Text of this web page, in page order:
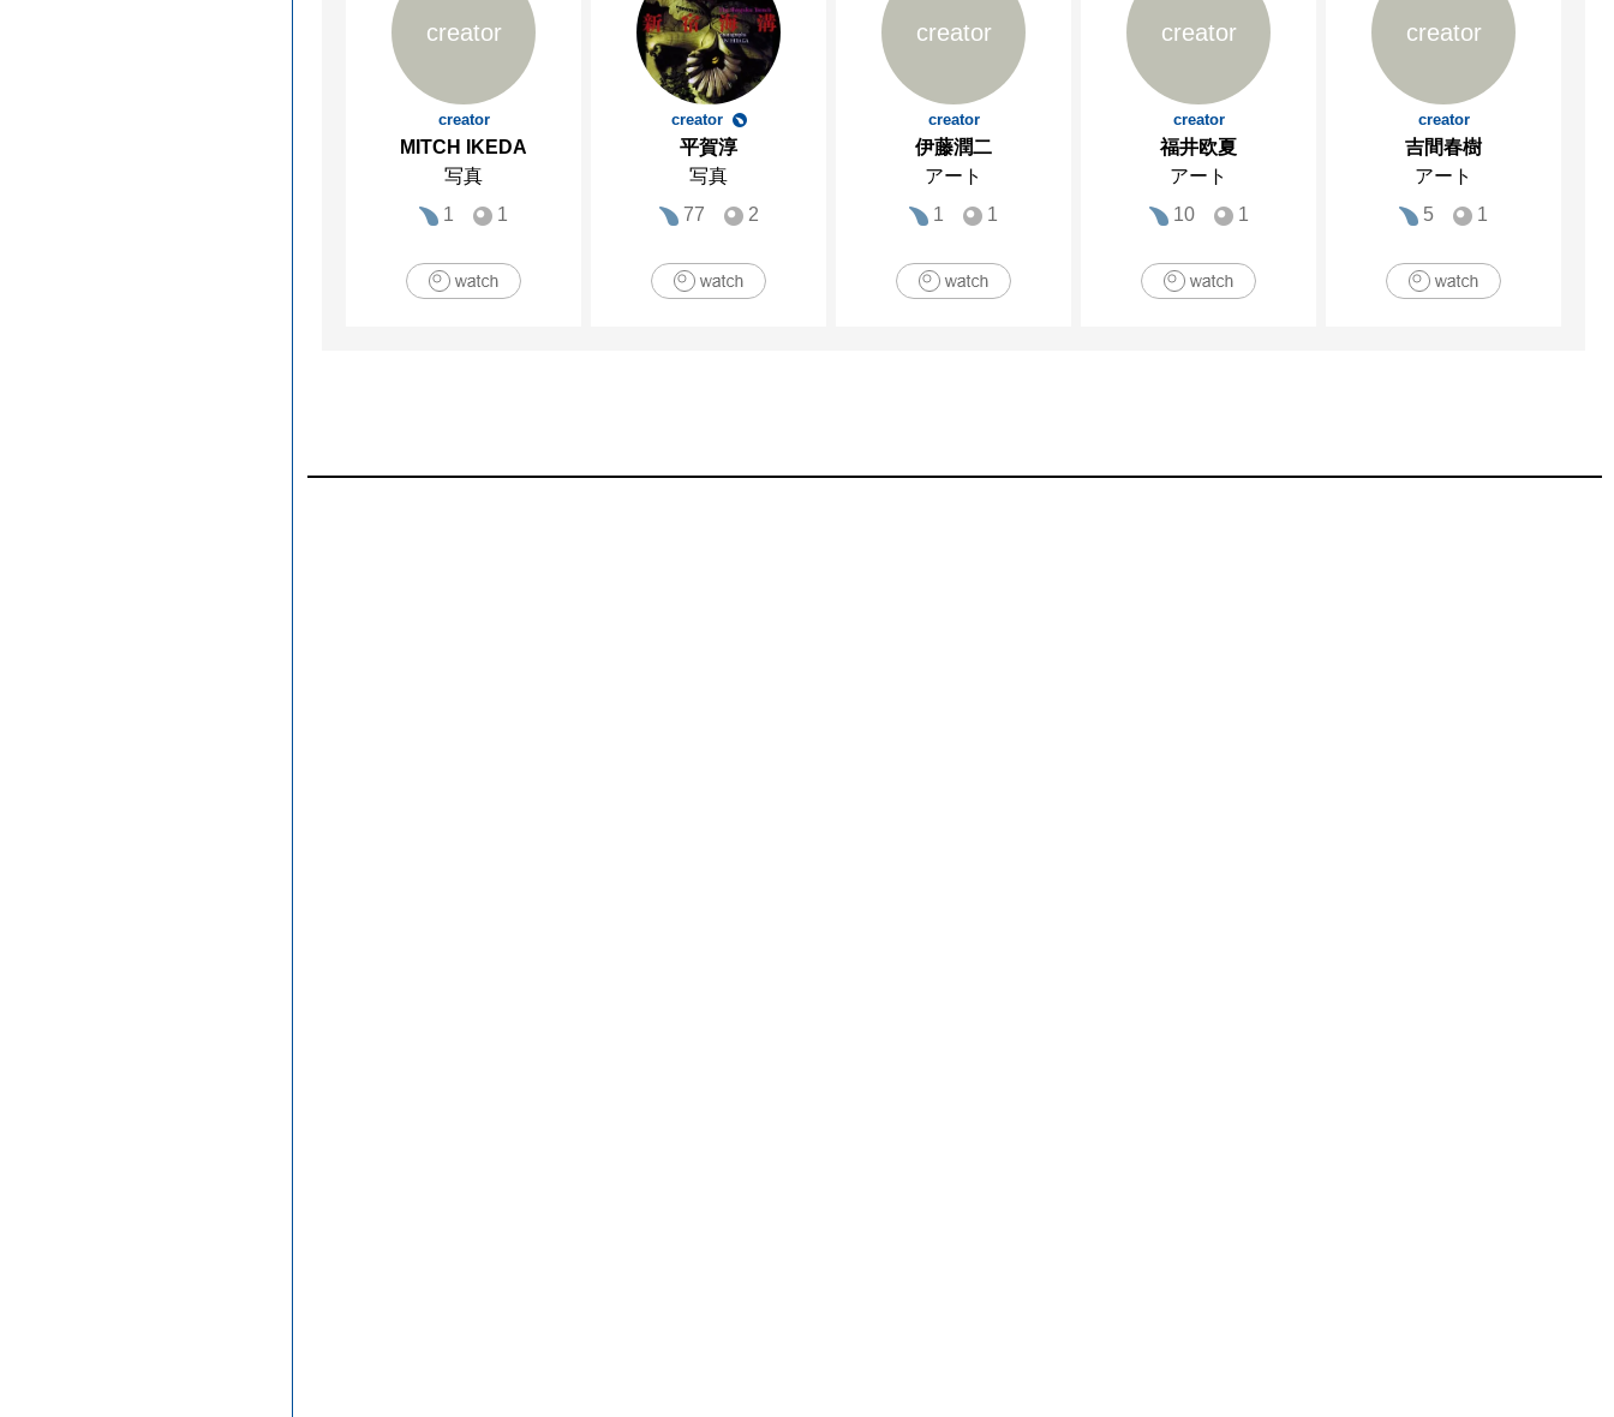
creator
creator
MITCH IKEDA
写真
1
1
creator
平賀淳
写真
77
2
creator
creator
伊藤潤二
アート
1
1
creator
creator
福井欧夏
アート
10
1
creator
creator
吉間春樹
アート
5
1